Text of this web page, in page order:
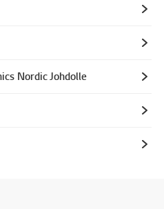
Nordic Johdolle